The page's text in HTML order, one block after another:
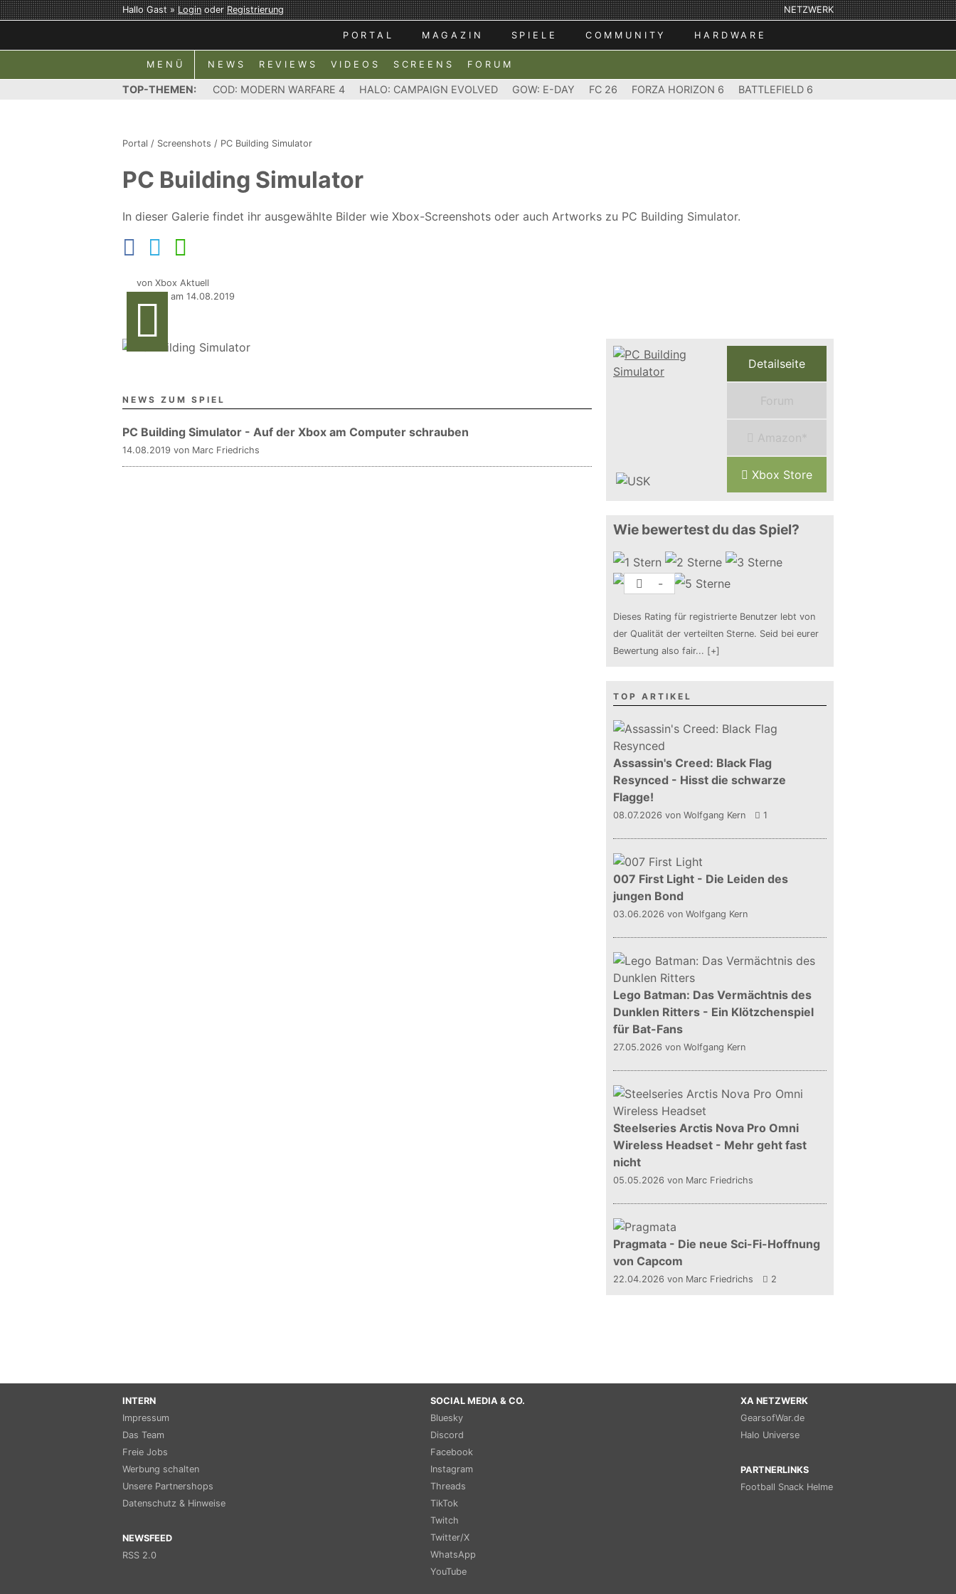
Hallo Gast »LoginoderRegistrierung NETZWERK
PORTAL MAGAZIN SPIELE COMMUNITY HARDWARE
MENÜ NEWS REVIEWS VIDEOS SCREENS FORUM
TOP-THEMEN: COD: MODERN WARFARE 4 HALO: CAMPAIGN EVOLVED GOW: E-DAY FC 26 FORZA HORIZON 6 BATTLEFIELD 6
Portal / Screenshots / PC Building Simulator
PC Building Simulator
In dieser Galerie findet ihr ausgewählte Bilder wie Xbox-Screenshots oder auch Artworks zu PC Building Simulator.
von Xbox Aktuell
Update am 14.08.2019
NEWS ZUM SPIEL
PC Building Simulator - Auf der Xbox am Computer schrauben
14.08.2019 von Marc Friedrichs
Detailseite
Forum
Amazon*
Xbox Store
Wie bewertest du das Spiel?
-
Dieses Rating für registrierte Benutzer lebt von
der Qualität der verteilten Sterne. Seid bei eurer
Bewertung also fair... [+]
TOP ARTIKEL
Assassin's Creed: Black Flag
Resynced - Hisst die schwarze
Flagge!
08.07.2026 von Wolfgang Kern 1
007 First Light - Die Leiden des
jungen Bond
03.06.2026 von Wolfgang Kern
Lego Batman: Das Vermächtnis des
Dunklen Ritters - Ein Klötzchenspiel
für Bat-Fans
27.05.2026 von Wolfgang Kern
Steelseries Arctis Nova Pro Omni
Wireless Headset - Mehr geht fast
nicht
05.05.2026 von Marc Friedrichs
Pragmata - Die neue Sci-Fi-Hoffnung
von Capcom
22.04.2026 von Marc Friedrichs 2
INTERN
Impressum
Das Team
Freie Jobs
Werbung schalten
Unsere Partnershops
Datenschutz & Hinweise
NEWSFEED
RSS 2.0
SOCIAL MEDIA & CO.
Bluesky
Discord
Facebook
Instagram
Threads
TikTok
Twitch
Twitter/X
WhatsApp
YouTube
XA NETZWERK
GearsofWar.de
Halo Universe
PARTNERLINKS
Football Snack Helme